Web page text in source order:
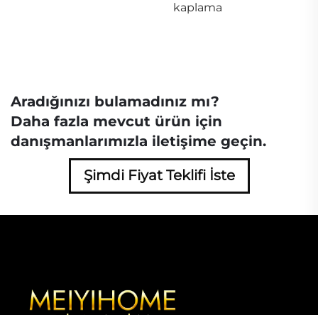
kaplama
Aradığınızı bulamadınız mı?
Daha fazla mevcut ürün için
danışmanlarımızla iletişime geçin.
Şimdi Fiyat Teklifi İste